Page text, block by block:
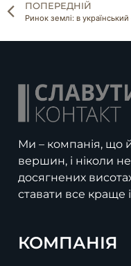
ПОПЕРЕДНІЙ
Ми – компанія, що
вершин, і ніколи
досягнених
ставати все краще
КОМПАНІЯ